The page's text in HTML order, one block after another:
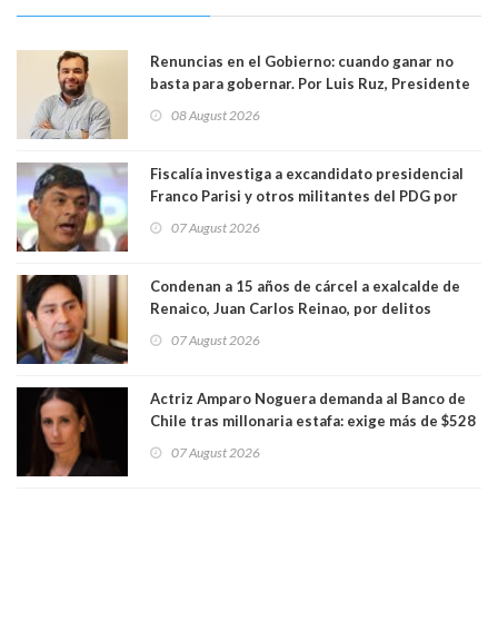
Renuncias en el Gobierno: cuando ganar no
basta para gobernar. Por Luis Ruz, Presidente
08 August 2026
Fiscalía investiga a excandidato presidencial
Franco Parisi y otros militantes del PDG por
07 August 2026
Condenan a 15 años de cárcel a exalcalde de
Renaico, Juan Carlos Reinao, por delitos
07 August 2026
Actriz Amparo Noguera demanda al Banco de
Chile tras millonaria estafa: exige más de $528
07 August 2026